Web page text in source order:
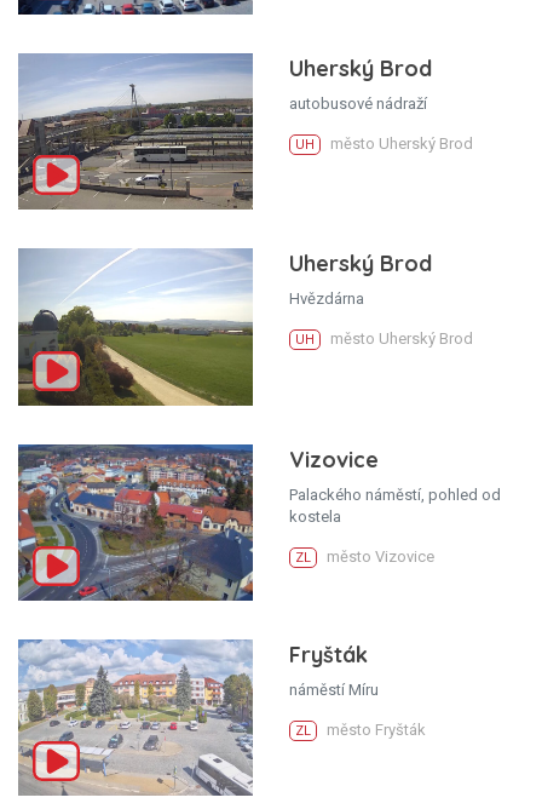
Uherský Brod
autobusové nádraží
UH město Uherský Brod
Uherský Brod
Hvězdárna
UH město Uherský Brod
Vizovice
Palackého náměstí, pohled od
kostela
ZL město Vizovice
Fryšták
náměstí Míru
ZL město Fryšták